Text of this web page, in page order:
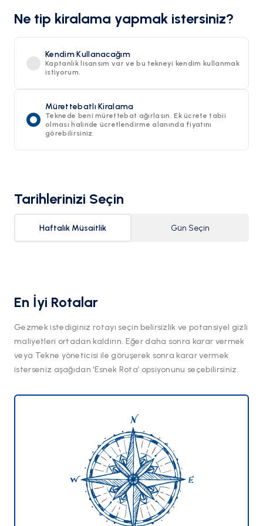
Ne tip kiralama yapmak istersiniz?
Kendim Kullanacağım
Kaptanlık lisansım var ve bu tekneyi kendim kullanmak
istiyorum.
Mürettebatlı Kiralama
Teknede beni mürettebat ağırlasın. Ek ücrete tabii
olması halinde ücretlendirme alanında fiyatını
görebilirsiniz.
Tarihlerinizi Seçin
Haftalık Müsaitlik Gün Seçin
En İyi Rotalar
Gezmek istediginiz rotayı seçin belirsizlik ve potansiyel gizli
maliyetleri ortadan kaldırın. Eğer daha sonra karar vermek
veya Tekne yöneticisi ile göruşerek sonra karar vermek
isterseniz aşağıdan ‘Esnek Rota’ opsiyonunu seçebilirsiniz.